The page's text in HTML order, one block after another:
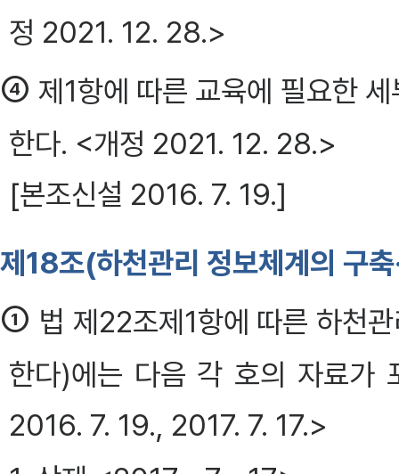
정 2021. 12. 28.>
④ 제1항에 따른 교육에 필요한
한다. <개정 2021. 12. 28.>
[본조신설 2016. 7. 19.]
제18조(하천관리 정보체계의 구
① 법 제22조제1항에 따른 하천
한다)에는 다음 각 호의 자료
2016. 7. 19., 2017. 7. 17.>